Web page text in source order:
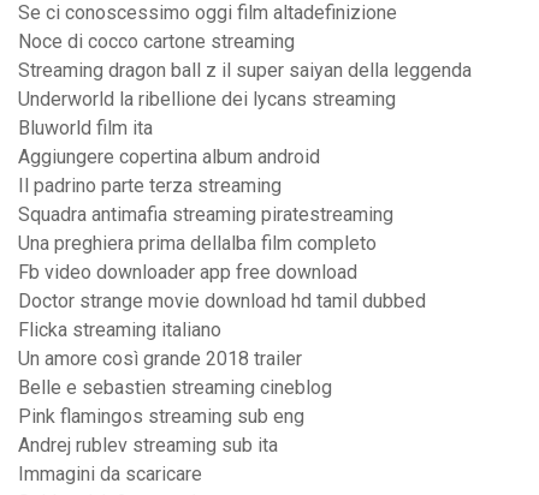
Se ci conoscessimo oggi film altadefinizione
Noce di cocco cartone streaming
Streaming dragon ball z il super saiyan della leggenda
Underworld la ribellione dei lycans streaming
Bluworld film ita
Aggiungere copertina album android
Il padrino parte terza streaming
Squadra antimafia streaming piratestreaming
Una preghiera prima dellalba film completo
Fb video downloader app free download
Doctor strange movie download hd tamil dubbed
Flicka streaming italiano
Un amore così grande 2018 trailer
Belle e sebastien streaming cineblog
Pink flamingos streaming sub eng
Andrej rublev streaming sub ita
Immagini da scaricare